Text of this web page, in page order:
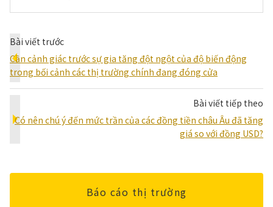
Bài viết trước
Cần cảnh giác trước sự gia tăng đột ngột của độ biến động
trong bối cảnh các thị trường chính đang đóng cửa
Bài viết tiếp theo
Có nên chú ý đến mức trần của các đồng tiền châu Âu đã tăng
giá so với đồng USD?
Báo cáo thị trường